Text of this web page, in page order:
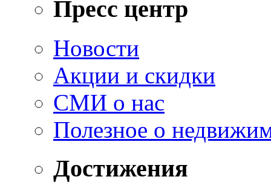
Пресс центр
Новости
Акции и скидки
СМИ о нас
Полезное о
Достижения